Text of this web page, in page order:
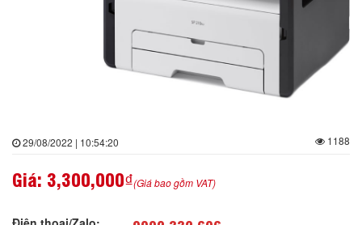
29/08/2022 | 10:54:20 1188
Giá: 3,300,000₫(Giá bao gồm VAT)